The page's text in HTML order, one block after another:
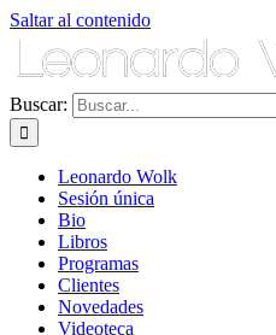
Saltar al contenido
Buscar:
Leonardo Wolk
Sesión única
Bio
Libros
Programas
Clientes
Novedades
Videoteca